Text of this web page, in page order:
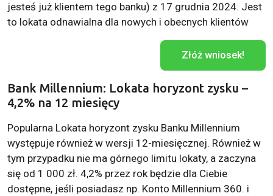
jesteś już klientem tego banku) z 17 grudnia 2024. Jest
to lokata odnawialna dla nowych i obecnych klientów
Złóż wniosek!
Bank Millennium: Lokata horyzont zysku –
4,2% na 12 miesięcy
Popularna Lokata horyzont zysku Banku Millennium
występuje również w wersji 12-miesięcznej. Również w
tym przypadku nie ma górnego limitu lokaty, a zaczyna
się od 1 000 zł. 4,2% przez rok będzie dla Ciebie
dostępne, jeśli posiadasz np. Konto Millennium 360. i